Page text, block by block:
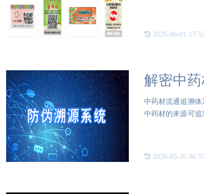
2026-06-01
解密中
中药材流通追溯
中药材的来源可
2026-05-16